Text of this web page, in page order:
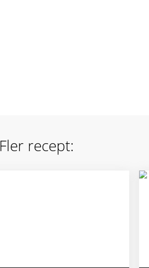
Fler recept: